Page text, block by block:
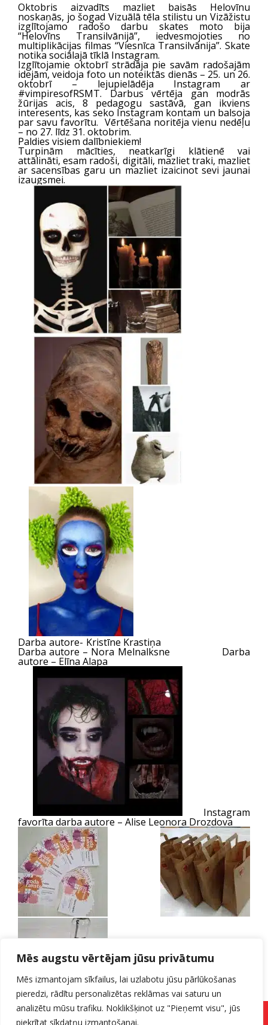
Mēs augstu vērtējam jūsu privātumu
Mēs izmantojam sīkfailus, lai uzlabotu jūsu pārlūkošanas
pieredzi, rādītu personalizētas reklāmas vai saturu un
analizētu mūsu trafiku. Noklikšķinot uz "Pieņemt visu", jūs
piekrītat sīkdatņu izmantošanai.
Pieteikuma forma
Oktobris aizvadīts mazliet baisās Helovīnu
noskaņās, jo šogad Vizuālā tēla stilistu un Vizāžistu
izglītojamo radošo darbu skates moto bija
“Helovīns Transilvānijā”, iedvesmojoties no
multiplikācijas filmas “Viesnīca Transilvānija”. Skate
notika sociālajā tīklā Instagram.
Izglītojamie oktobrī strādāja pie savām radošajām
idejām, veidoja foto un noteiktās dienās – 25. un 26.
oktobrī – lejupielādēja Instagram ar
#vimpiresofRSMT. Darbus vērtēja gan modrās
žūrijas acis, 8 pedagogu sastāvā, gan ikviens
interesents, kas seko Instagram kontam un balsoja
par savu favorītu. Vērtēšana noritēja vienu nedēļu
– no 27. līdz 31. oktobrim.
Paldies visiem dalībniekiem!
Turpinām mācīties, neatkarīgi klātienē vai
attālināti, esam radoši, digitāli, mazliet traki, mazliet
ar sacensības garu un mazliet izaicinot sevi jaunai
izaugsmei.
Darba autore- Kristīne Krastiņa
Darba autore – Nora Melnalksne Darba
autore – Elīna Alapa
Instagram
favorīta darba autore – Alise Leonora Drozdova
Apbalvošana – 22.novembrī,
2021.